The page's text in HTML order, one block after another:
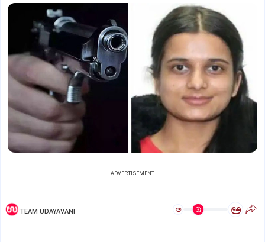
ADVERTISEMENT
TEAM UDAYAVANI ಅ ಅ